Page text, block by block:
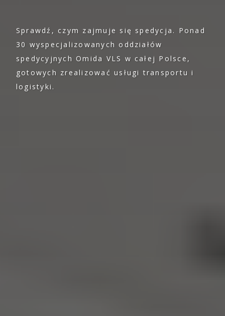
Sprawdź, czym zajmuje się spedycja. Ponad
30 wyspecjalizowanych oddziałów
spedycyjnych Omida VLS w całej Polsce,
gotowych zrealizować usługi transportu i
logistyki.